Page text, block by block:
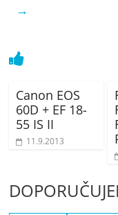
→
Canon EOS
60D + EF 18-
55 IS II
11.9.2013